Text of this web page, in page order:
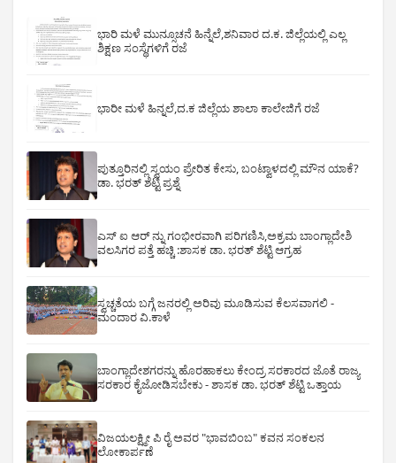
ಭಾರಿ ಮಳೆ ಮುನ್ಸೂಚನೆ ಹಿನ್ನೆಲೆ,ಶನಿವಾರ ದ.ಕ. ಜಿಲ್ಲೆಯಲ್ಲಿ ಎಲ್ಲ
ಶಿಕ್ಷಣ ಸಂಸ್ಥೆಗಳಿಗೆ ರಜೆ
ಭಾರೀ ಮಳೆ ಹಿನ್ನಲೆ,ದ.ಕ ಜಿಲ್ಲೆಯ ಶಾಲಾ ಕಾಲೇಜಿಗೆ ರಜೆ
ಪುತ್ತೂರಿನಲ್ಲಿ ಸ್ವಯಂ ಪ್ರೇರಿತ ಕೇಸು, ಬಂಟ್ವಾಳದಲ್ಲಿ ಮೌನ ಯಾಕೆ?
ಡಾ. ಭರತ್ ಶೆಟ್ಟಿ ಪ್ರಶ್ನೆ
ಎಸ್ ಐ ಆರ್ ನ್ನು ಗಂಭೀರವಾಗಿ ಪರಿಗಣಿಸಿ,ಅಕ್ರಮ ಬಾಂಗ್ಲಾದೇಶಿ
ವಲಸಿಗರ ಪತ್ತೆ ಹಚ್ಚಿ :ಶಾಸಕ ಡಾ. ಭರತ್ ಶೆಟ್ಟಿ ಆಗ್ರಹ
ಸ್ವಚ್ಚತೆಯ ಬಗ್ಗೆ ಜನರಲ್ಲಿ ಅರಿವು ಮೂಡಿಸುವ ಕೆಲಸವಾಗಲಿ -
ಮಂದಾರ ವಿ.ಕಾಳೆ
ಬಾಂಗ್ಲಾದೇಶಗರನ್ನು ಹೊರಹಾಕಲು ಕೇಂದ್ರ ಸರಕಾರದ ಜೊತೆ ರಾಜ್ಯ
ಸರಕಾರ ಕೈಜೋಡಿಸಬೇಕು - ಶಾಸಕ ಡಾ. ಭರತ್ ಶೆಟ್ಟಿ ಒತ್ತಾಯ
ವಿಜಯಲಕ್ಷ್ಮೀ ಪಿ ರೈ ಅವರ "ಭಾವಬಿಂಬ" ಕವನ ಸಂಕಲನ
ಲೋಕಾರ್ಪಣೆ